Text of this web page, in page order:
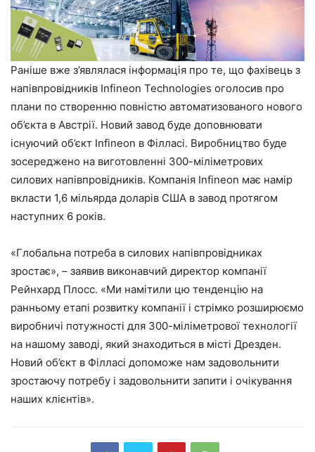
Раніше вже з’являлася інформація про те, що фахівець з
напівпровідників Infineon Technologies оголосив про
плани по створенню повністю автоматизованого нового
об’єкта в Австрії. Новий завод буде доповнювати
існуючий об’єкт Infineon в Філласі. Виробництво буде
зосереджено на виготовленні 300-міліметрових
силових напівпровідників. Компанія Infineon має намір
вкласти 1,6 мільярда доларів США в завод протягом
наступних 6 років.
«Глобальна потреба в силових напівпровідниках
зростає», – заявив виконавчий директор компанії
Рейнхард Плосс. «Ми намітили цю тенденцію на
ранньому етапі розвитку компанії і стрімко розширюємо
виробничі потужності для 300-міліметрової технології
на нашому заводі, який знаходиться в місті Дрезден.
Новий об’єкт в Філласі допоможе нам задовольнити
зростаючу потребу і задовольнити запити і очікування
наших клієнтів».